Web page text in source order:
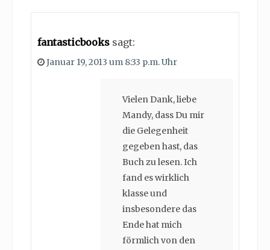
fantasticbooks sagt:
Januar 19, 2013 um 8:33 p.m. Uhr
Vielen Dank, liebe
Mandy, dass Du mir
die Gelegenheit
gegeben hast, das
Buch zu lesen. Ich
fand es wirklich
klasse und
insbesondere das
Ende hat mich
förmlich von den